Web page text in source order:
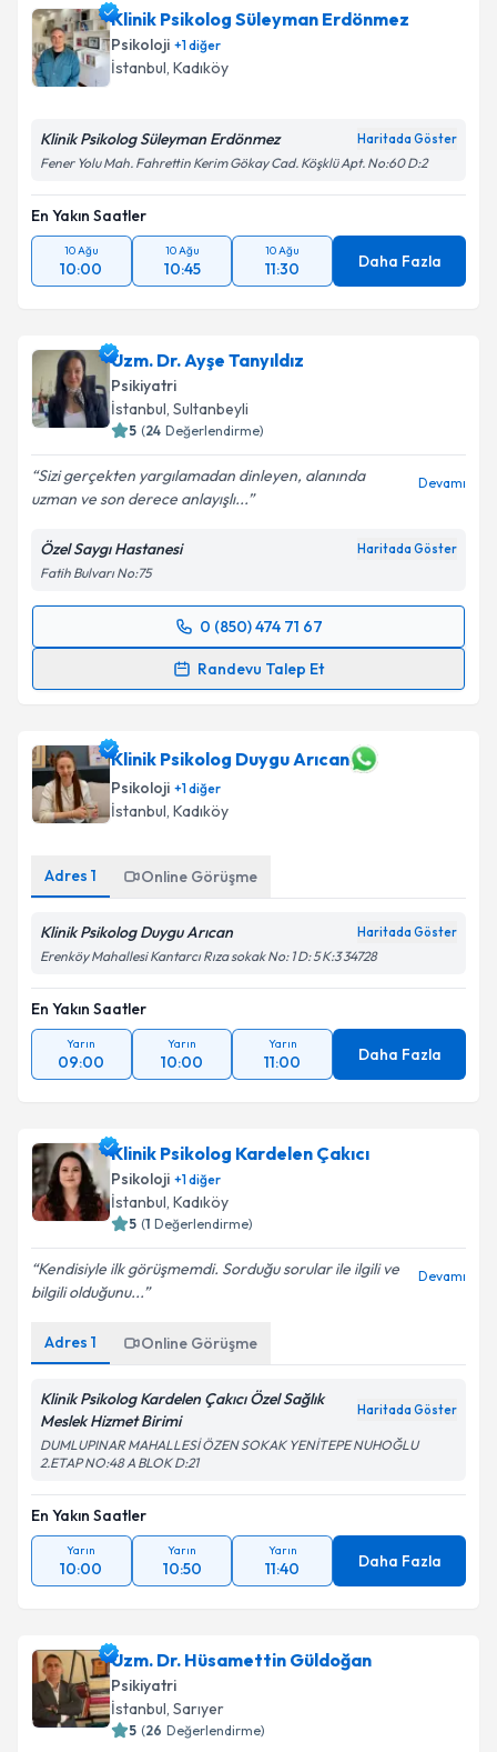
Klinik Psikolog Süleyman Erdönmez
Psikoloji +1diğer
İstanbul, Kadıköy
Klinik Psikolog Süleyman Erdönmez Haritada Göster
Fener Yolu Mah. Fahrettin Kerim Gökay Cad. Köşklü Apt. No:60 D:2
En Yakın Saatler
10 Ağu
10:00
10 Ağu
10:45
10 Ağu
11:30 Daha Fazla
Uzm. Dr. Ayşe Tanyıldız
Psikiyatri
İstanbul, Sultanbeyli
5 (24 Değerlendirme)
Sizi gerçekten yargılamadan dinleyen, alanında
uzman ve son derece anlayışlı...
Devamı
Özel Saygı Hastanesi Haritada Göster
Fatih Bulvarı No:75
0 (850) 474 71 67
Randevu Talep Et
Randevu Takvimi Talebi
takvim hazırlandığında e-posta ile bilgilendireceğiz.
E-posta Adresiniz
Metni'ni okudum ve kişisel verilerimin belirtilen
kapsamda işlenmesini kabul ediyorum.
Takvim Talebini Gönder
Klinik Psikolog Duygu Arıcan
Psikoloji +1diğer
İstanbul, Kadıköy
Adres 1 Online Görüşme
Klinik Psikolog Duygu Arıcan Haritada Göster
Erenköy Mahallesi Kantarcı Rıza sokak No: 1 D: 5 K:3 34728
En Yakın Saatler
Yarın
09:00
Yarın
10:00
Yarın
11:00 Daha Fazla
Klinik Psikolog Kardelen Çakıcı
Psikoloji +1diğer
İstanbul, Kadıköy
5 (1 Değerlendirme)
Kendisiyle ilk görüşmemdi. Sorduğu sorular ile ilgili ve
bilgili olduğunu...
Devamı
Adres 1 Online Görüşme
Klinik Psikolog Kardelen Çakıcı Özel Sağlık
Meslek Hizmet Birimi
Haritada Göster
DUMLUPINAR MAHALLESİ ÖZEN SOKAK YENİTEPE NUHOĞLU
2.ETAP NO:48 A BLOK D:21
En Yakın Saatler
Yarın
10:00
Yarın
10:50
Yarın
11:40 Daha Fazla
Uzm. Dr. Hüsamettin Güldoğan
Psikiyatri
İstanbul, Sarıyer
5 (26 Değerlendirme)